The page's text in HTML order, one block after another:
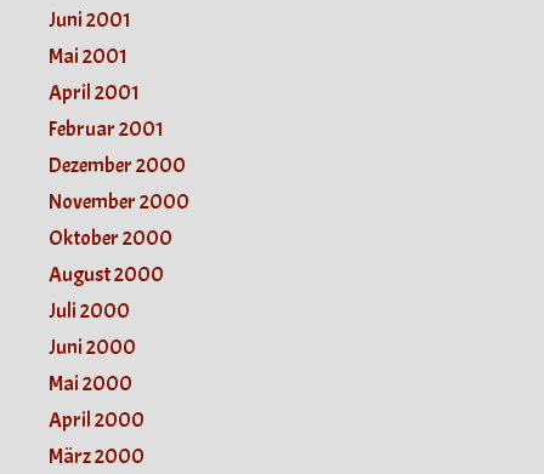
Juni 2001
Mai 2001
April 2001
Februar 2001
Dezember 2000
November 2000
Oktober 2000
August 2000
Juli 2000
Juni 2000
Mai 2000
April 2000
März 2000